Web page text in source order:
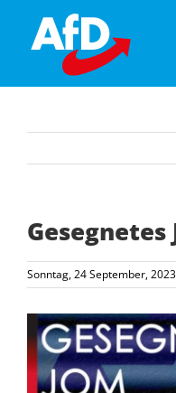
content
Sonntag, 24 September, 2023
Zeige
grösseres
Bild